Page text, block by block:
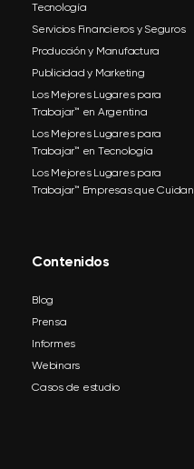
Tecnología
Servicios Financieros y Seguros
Producción y Manufactura
Publicidad y Marketing
Los Mejores Lugares para
Trabajar™ en Argentina
Los Mejores Lugares para
Trabajar™ en Tecnología
Los Mejores Lugares para
Trabajar™ Empresas que Cuidan
Contenidos
Blog
Prensa
Informes
Webinars
Casos de estudio